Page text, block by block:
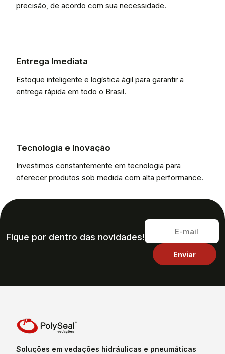
precisão, de acordo com sua necessidade.
Entrega Imediata
Estoque inteligente e logística ágil para garantir a
entrega rápida em todo o Brasil.
Tecnologia e Inovação
Investimos constantemente em tecnologia para
oferecer produtos sob medida com alta performance.
Fique por dentro das novidades!
Soluções em vedações hidráulicas e pneumáticas